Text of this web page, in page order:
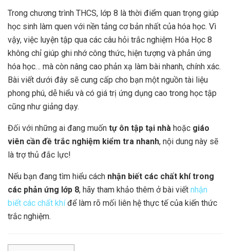
Trong chương trình THCS, lớp 8 là thời điểm quan trọng giúp
học sinh làm quen với nền tảng cơ bản nhất của hóa học. Vì
vậy, việc luyện tập qua các câu hỏi trắc nghiệm Hóa Học 8
không chỉ giúp ghi nhớ công thức, hiện tượng và phản ứng
hóa học… mà còn nâng cao phản xạ làm bài nhanh, chính xác.
Bài viết dưới đây sẽ cung cấp cho bạn một nguồn tài liệu
phong phú, dễ hiểu và có giá trị ứng dụng cao trong học tập
cũng như giảng dạy.
Đối với những ai đang muốn tự ôn tập tại nhà hoặc giáo
viên cần đề trắc nghiệm kiểm tra nhanh, nội dung này sẽ
là trợ thủ đắc lực!
Nếu bạn đang tìm hiểu cách nhận biết các chất khí trong
các phản ứng lớp 8, hãy tham khảo thêm ở bài viết nhận
biết các chất khíđể làm rõ mối liên hệ thực tế của kiến thức
trắc nghiệm.